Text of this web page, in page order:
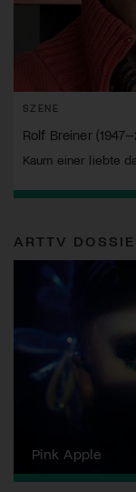
SZENE
Rolf Breiner
Kaum einer liebte
ARTTV
Zurich Film
Pink Apple
Locarno Film
Human Rights
Yesh! Neues
Neuchâtel
Visions du Réel
Berlinale
Solothurner
Geneva